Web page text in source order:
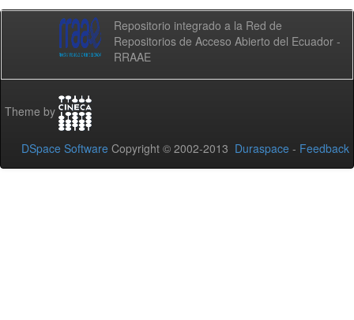
Repositorio integrado a la Red de
Repositorios de Acceso Abierto del Ecuador -
RRAAE
Theme by
DSpace Software Copyright © 2002-2013 Duraspace - Feedback